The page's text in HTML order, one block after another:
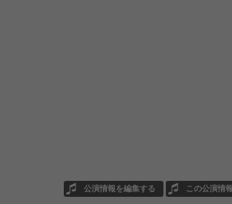
この公演情
公演情報を編集する